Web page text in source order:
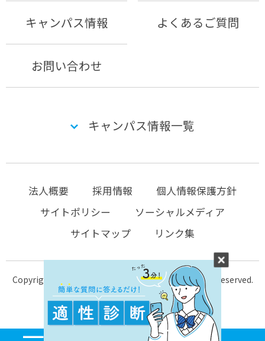
キャンパス情報 よくあるご質問
お問い合わせ
キャンパス情報一覧
法人概要 採用情報
個人情報保護方針
サイトポリシー
ソーシャルメディア
サイトマップ
リンク集
Copyright © 2004-2026 KTC-school.com All Rights Reserved.